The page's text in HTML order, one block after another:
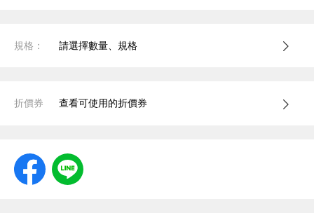
規格： 請選擇數量、規格
折價券 查看可使用的折價券